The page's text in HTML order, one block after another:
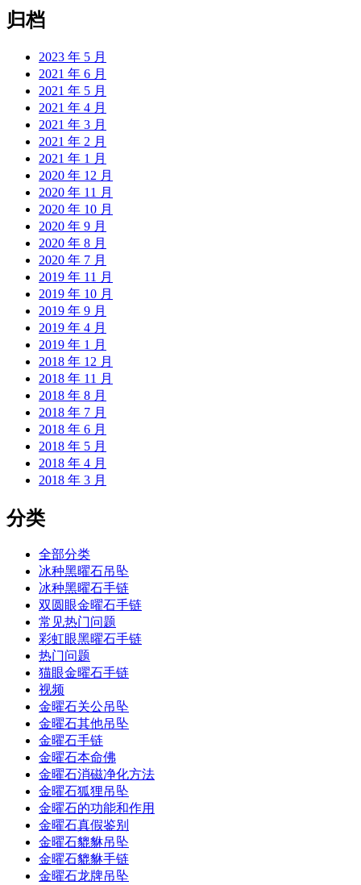
归档
2023 年 5 月
2021 年 6 月
2021 年 5 月
2021 年 4 月
2021 年 3 月
2021 年 2 月
2021 年 1 月
2020 年 12 月
2020 年 11 月
2020 年 10 月
2020 年 9 月
2020 年 8 月
2020 年 7 月
2019 年 11 月
2019 年 10 月
2019 年 9 月
2019 年 4 月
2019 年 1 月
2018 年 12 月
2018 年 11 月
2018 年 8 月
2018 年 7 月
2018 年 6 月
2018 年 5 月
2018 年 4 月
2018 年 3 月
分类
全部分类
冰种黑曜石吊坠
冰种黑曜石手链
双圆眼金曜石手链
常见热门问题
彩虹眼黑曜石手链
热门问题
猫眼金曜石手链
视频
金曜石关公吊坠
金曜石其他吊坠
金曜石手链
金曜石本命佛
金曜石消磁净化方法
金曜石狐狸吊坠
金曜石的功能和作用
金曜石真假鉴别
金曜石貔貅吊坠
金曜石貔貅手链
金曜石龙牌吊坠